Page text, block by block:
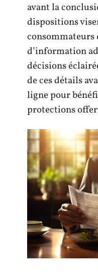
avant la
dispositions
consommateurs
d’information
décisions
de ces détails
ligne pour
protections